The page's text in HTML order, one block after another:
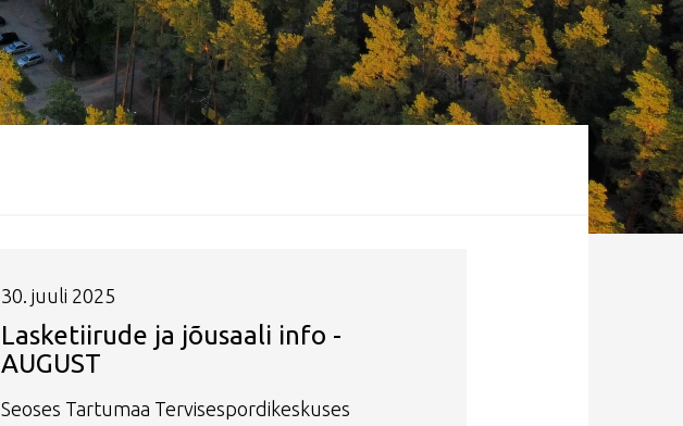
Mist
30. juuli 2025
Lasketiirude ja jõusaali info -
AUGUST
Seoses Tartumaa Tervisespordikeskuses